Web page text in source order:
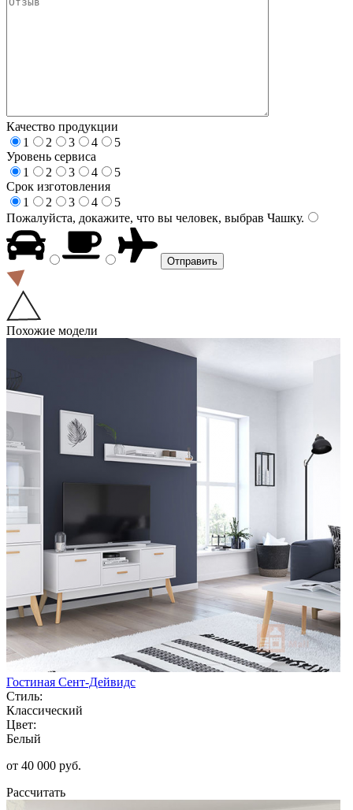
Качество продукции
1
2 3 4
5
Уровень сервиса
1
2 3 4
5
Срок изготовления
1
2 3 4
5
Пожалуйста, докажите, что вы человек, выбрав Чашку.
Похожие модели
Гостиная Сент-Дейвидс
Стиль:
Классический
Цвет:
Белый
от 40 000 руб.
Рассчитать